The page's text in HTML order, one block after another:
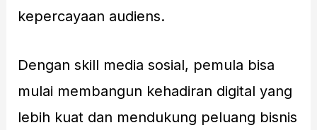
kepercayaan audiens.
Dengan skill media sosial, pemula bisa
mulai membangun kehadiran digital yang
lebih kuat dan mendukung peluang bisnis